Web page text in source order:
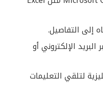
إلى التفاصيل.
الإلكتروني أو
لتلقي التعليمات